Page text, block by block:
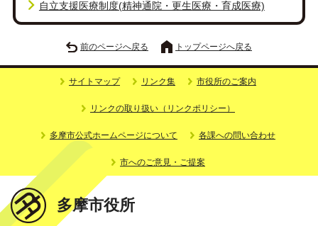
自立支援医療制度(精神通院・更生医療・育成医療)
前のページへ戻る トップページへ戻る
サイトマップ リンク集 市役所のご案内
リンクの取り扱い（リンクポリシー）
多摩市公式ホームページについて 各課への問い合わせ
市へのご意見・ご提案
多摩市役所